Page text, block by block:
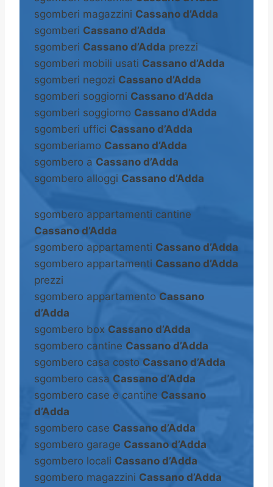
sgomberi magazzini Cassano d’Adda
sgomberi Cassano d’Adda
sgomberi Cassano d’Adda prezzi
sgomberi mobili usati Cassano d’Adda
sgomberi negozi Cassano d’Adda
sgomberi soggiorni Cassano d’Adda
sgomberi soggiorno Cassano d’Adda
sgomberi uffici Cassano d’Adda
sgomberiamo Cassano d’Adda
sgombero a Cassano d’Adda
sgombero alloggi Cassano d’Adda
sgombero appartamenti cantine
Cassano d’Adda
sgombero appartamenti Cassano d’Adda
sgombero appartamenti Cassano d’Adda
prezzi
sgombero appartamento Cassano
d’Adda
sgombero box Cassano d’Adda
sgombero cantine Cassano d’Adda
sgombero casa costo Cassano d’Adda
sgombero casa Cassano d’Adda
sgombero case e cantine Cassano
d’Adda
sgombero case Cassano d’Adda
sgombero garage Cassano d’Adda
sgombero locali Cassano d’Adda
sgombero magazzini Cassano d’Adda